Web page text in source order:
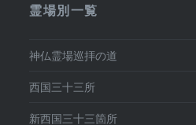
霊場別一覧
神仏霊場巡拝の道
西国三十三所
新西国三十三箇所